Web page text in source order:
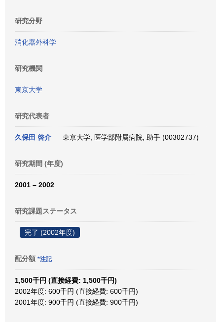
研究分野
消化器外科学
研究機関
東京大学
研究代表者
久保田 啓介 東京大学, 医学部附属病院, 助手 (00302737)
研究期間 (年度)
2001 – 2002
研究課題ステータス
完了 (2002年度)
配分額 *注記
1,500千円 (直接経費: 1,500千円)
2002年度: 600千円 (直接経費: 600千円)
2001年度: 900千円 (直接経費: 900千円)